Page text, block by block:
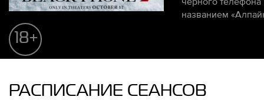
18+
названием
РАСПИСАНИЕ СЕАНСОВ